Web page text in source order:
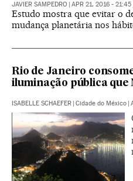
JAVIER SAMPEDRO APR 21, 2016 - 21:45
Estudo mostra que evitar o
mudança planetária nos
Rio de Janeiro
iluminação pública que
ISABELLE SCHAEFER Cidade do México